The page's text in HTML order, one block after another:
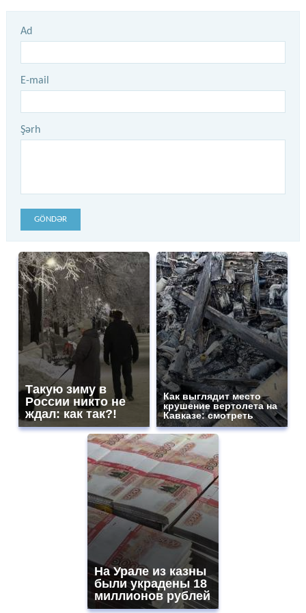
Ad
E-mail
Şərh
GÖNDƏR
Такую зиму в
России никто не
ждал: как так?!
Как выглядит место
крушение вертолета на
Кавказе: смотреть
На Урале из казны
были украдены 18
миллионов рублей